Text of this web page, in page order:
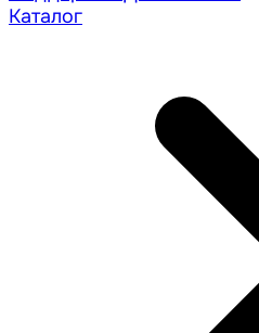
Каталог